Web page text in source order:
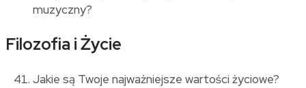
muzyczny?
Filozofia i Życie
Jakie są Twoje najważniejsze wartości życiowe?